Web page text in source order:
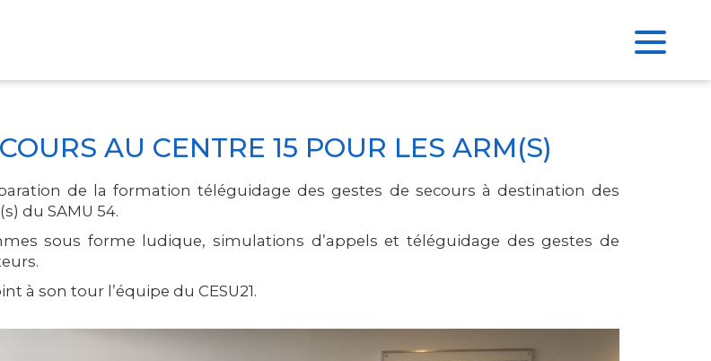
AU CENTRE 15 POUR LES ARM(S)
de la formation téléguidage des gestes de secours à destination des
du SAMU 54.
sous forme ludique, simulations d’appels et téléguidage des gestes de
à son tour l’équipe du CESU21.